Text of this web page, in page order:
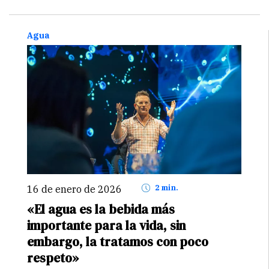
ambientales cada vez más rigurosos. La gestión
Agua
16 de enero de 2026 2 min.
«El agua es la bebida más
importante para la vida, sin
embargo, la tratamos con poco
respeto»